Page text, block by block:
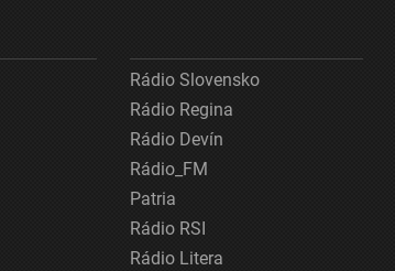
Rádio Slovensko
Rádio Regina
Rádio Devín
Rádio_FM
Patria
Rádio RSI
Rádio Litera